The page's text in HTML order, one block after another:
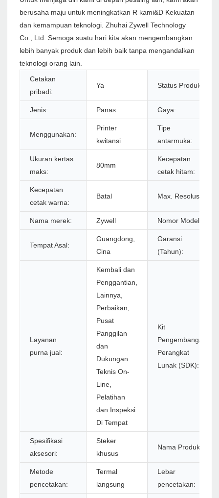
berusaha maju untuk meningkatkan R kami&D Kekuatan
dan kemampuan teknologi. Zhuhai Zywell Technology
Co., Ltd. Semoga suatu hari kita akan mengembangkan
lebih banyak produk dan lebih baik tanpa mengandalkan
teknologi orang lain.
Cetakan
pribadi:
Ya Status Produk:
Jenis: Panas Gaya:
Menggunakan:
Printer
kwitansi
Tipe
antarmuka:
Ukuran kertas
maks:
80mm
Kecepatan
cetak hitam:
Kecepatan
cetak warna:
Batal Max. Resolusi:
Nama merek: Zywell Nomor Model:
Tempat Asal:
Guangdong,
Cina
Garansi
(Tahun):
Layanan
purna jual:
Kembali dan
Penggantian,
Lainnya,
Perbaikan,
Pusat
Panggilan
dan
Dukungan
Teknis On-
Line,
Pelatihan
dan Inspeksi
Di Tempat
Kit
Pengembangan
Perangkat
Lunak (SDK):
Spesifikasi
aksesori:
Steker
khusus
Nama Produk:
Metode
pencetakan:
Termal
langsung
Lebar
pencetakan: